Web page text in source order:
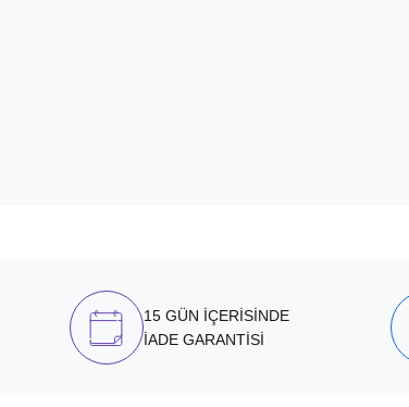
15 GÜN İÇERİSİNDE
İADE GARANTİSİ